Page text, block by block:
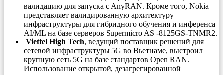
валидацию для запуска с AnyRAN. Кроме того, Nokia
представляет валидированную архитектуру
инфраструктуры для гибридного обучения и инференса
AI/ML на базе серверов Supermicro AS -8125GS-TNMR2.
Viettel High Tech, ведущий поставщик решений для
сетевой инфраструктуры 5G во Вьетнаме, выстроил
крупную сеть 5G на базе стандартов Open RAN.
Использование открытой, дезагрегированной